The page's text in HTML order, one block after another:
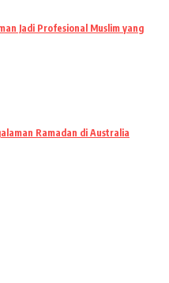
Jadi Profesional Muslim yang
Ramadan di Australia